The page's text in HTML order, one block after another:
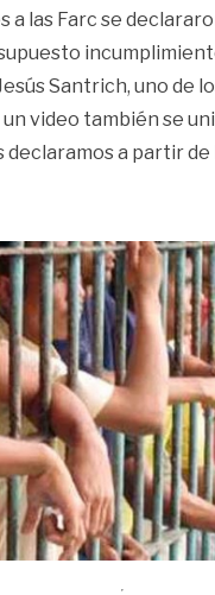
las Farc se
Santrich, uno de
video también se
a partir de